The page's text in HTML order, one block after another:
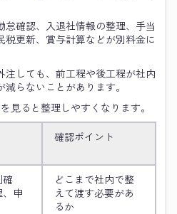
怠確認、入退社情報の整理、手当
更新、賞与計算などが別料金に
注しても、前工程や後工程が社内
らないことがあります。
見ると整理しやすくなります。
確認ポイント
申
どこまで社内で整
えて渡す必要があ
るか